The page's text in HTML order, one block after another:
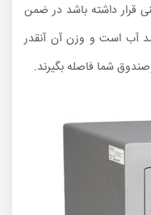
قرار داشته باشد در ضمن
آب است و وزن آن آنقدر
شما فاصله بگیرند.